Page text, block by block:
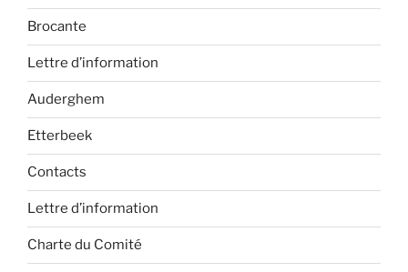
Brocante
Lettre d’information
Auderghem
Etterbeek
Contacts
Lettre d’information
Charte du Comité